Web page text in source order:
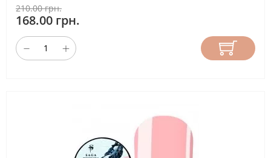
210.00 грн.
168.00 грн.